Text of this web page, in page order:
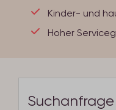
Kinder- und
Hoher
Suchanfrage